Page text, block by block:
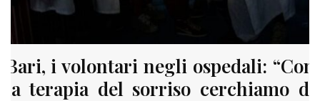
Bari, i volontari negli ospedali: “Con
la terapia del sorriso cerchiamo di